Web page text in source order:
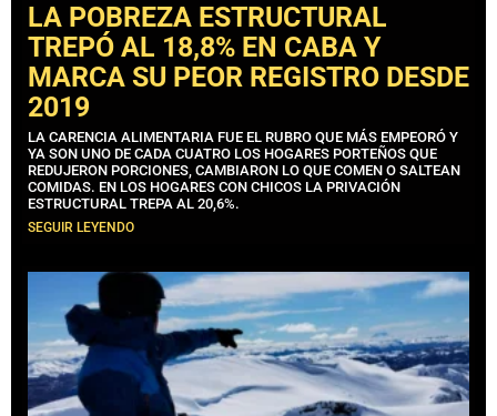
LA POBREZA ESTRUCTURAL
TREPÓ AL 18,8% EN CABA Y
MARCA SU PEOR REGISTRO DESDE
2019
LA CARENCIA ALIMENTARIA FUE EL RUBRO QUE MÁS EMPEORÓ Y
YA SON UNO DE CADA CUATRO LOS HOGARES PORTEÑOS QUE
REDUJERON PORCIONES, CAMBIARON LO QUE COMEN O SALTEAN
COMIDAS. EN LOS HOGARES CON CHICOS LA PRIVACIÓN
ESTRUCTURAL TREPA AL 20,6%.
SEGUIR LEYENDO